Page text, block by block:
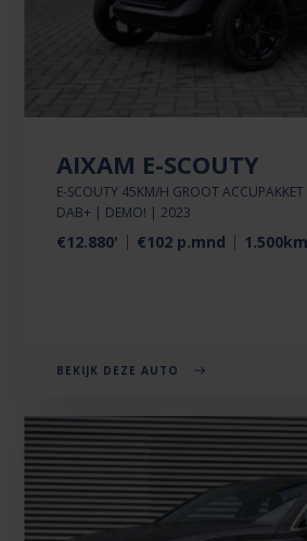
AIXAM E-SCOUTY
E-SCOUTY 45KM/H GROOT
DAB+ | DEMO! | 2023
€12.880' €102 p.mnd 1.500km
BEKIJK DEZE AUTO